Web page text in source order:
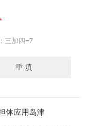
三加四=7
体应用岛津